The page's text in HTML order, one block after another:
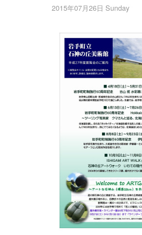
2015年07月26日 Sunday